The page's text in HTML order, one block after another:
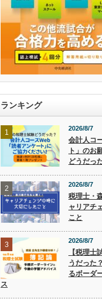
ランキング
1 2026/8/7
会計人コ
ト」のお
どうだっ
2 2026/8/7
税理士・
ャリアチ
こと
3 2026/8/7
【税理士
うだった
るボーダ
ス